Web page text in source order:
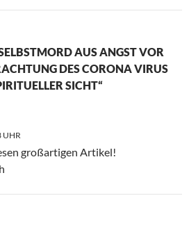
AUS ANGST VOR
DES CORONA VIRUS
SICHT“
UHR
großartigen Artikel!